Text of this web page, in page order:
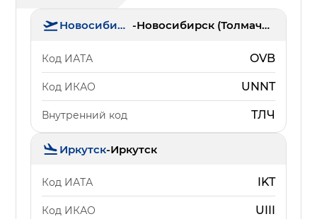
Новосибирск - Новосибирск (Толмачёво)
Код ИАТА OVB
Код ИКАО UNNT
Внутренний код ТЛЧ
Иркутск-Иркутск
Код ИАТА IKT
Код ИКАО UIII